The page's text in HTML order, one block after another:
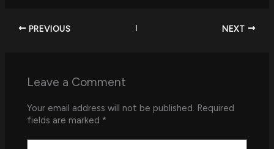
PREVIOUS NEXT
Leave a Comment
Your email address will not be published. Required
fields are marked *